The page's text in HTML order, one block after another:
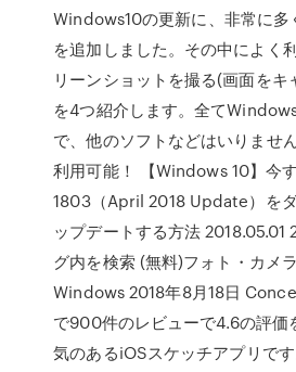
Windows10の更新に、非常に多
を追加しました。その中によく
リーンショットを撮る(画面を
を4つ紹介します。全て
で、他のソフトなどはいりませ
利用可能！ 【Windows 10】今
1803（April 2018 Update）を
ップデートする方法 2018.05.01
グ内を検索 (無料)フォト・カメ
Windows 2018年8月18日
で900件のレビューで4.6の評価
気のあるiOSスケッチアプリです